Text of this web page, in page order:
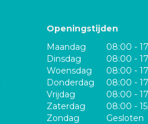
Openingstijden
Maandag
08:00 -
Dinsdag
08:00 -
Woensdag
08:00 -
Donderdag
08:00 -
Vrijdag
08:00 -
Zaterdag
08:00 -
Zondag
Gesloten